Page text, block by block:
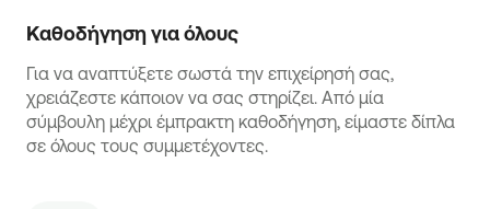
Καθοδήγηση για όλους
Για να αναπτύξετε σωστά την επιχείρησή σας,
χρειάζεστε κάποιον να σας στηρίζει. Από μία
σύμβουλη μέχρι έμπρακτη καθοδήγηση, είμαστε δίπλα
σε όλους τους συμμετέχοντες.